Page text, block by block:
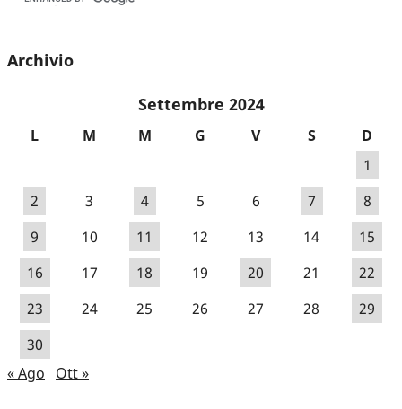
Archivio
Settembre 2024
L M M G V S
D
1
2
3 4 5 6 7
8
9
10 11 12 13 14
15
16
17 18 19 20 21
22
23
24 25 26 27 28
29
30
« Ago
Ott »